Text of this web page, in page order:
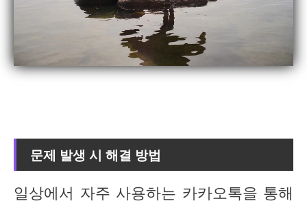
문제 발생 시 해결 방법
일상에서 자주 사용하는 카카오톡을 통해